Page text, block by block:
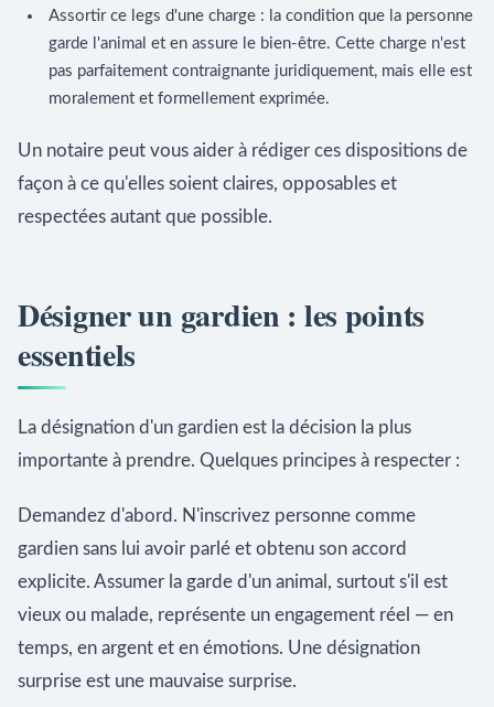
Assortir ce legs d'une charge : la condition que la personne
garde l'animal et en assure le bien-être. Cette charge n'est
pas parfaitement contraignante juridiquement, mais elle est
moralement et formellement exprimée.
Un notaire peut vous aider à rédiger ces dispositions de
façon à ce qu'elles soient claires, opposables et
respectées autant que possible.
Désigner un gardien : les points
essentiels
La désignation d'un gardien est la décision la plus
importante à prendre. Quelques principes à respecter :
Demandez d'abord. N'inscrivez personne comme
gardien sans lui avoir parlé et obtenu son accord
explicite. Assumer la garde d'un animal, surtout s'il est
vieux ou malade, représente un engagement réel — en
temps, en argent et en émotions. Une désignation
surprise est une mauvaise surprise.